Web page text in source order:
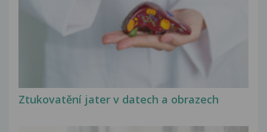
Ztukovatění jater v datech a obrazech